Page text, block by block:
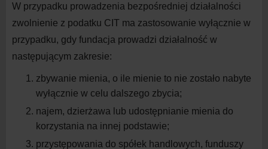
W przypadku prowadzenia bezpośredniej działalności
zwolnienie z podatku CIT ma zastosowanie wyłącznie w
przypadku, gdy fundacja prowadzi działalność w
następującym zakresie:
zbywanie mienia, o ile mienie to nie zostało nabyte
wyłącznie w celu dalszego zbycia;
najem, dzierżawa lub udostępnianie mienia do
korzystania na innej podstawie;
przystępowania do spółek handlowych, funduszy